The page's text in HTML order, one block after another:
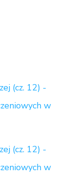
(cz. 12) -
w
(cz. 12) -
w